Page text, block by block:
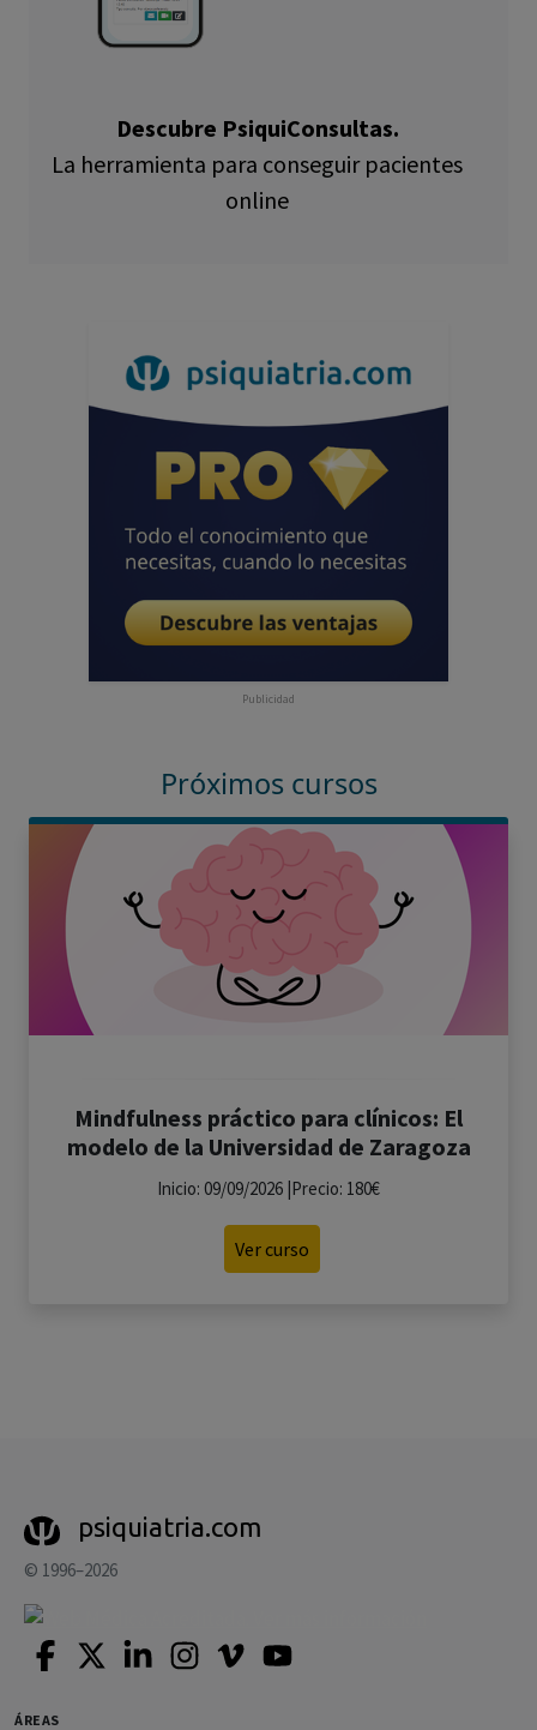
Descubre PsiquiConsultas.
La herramienta para conseguir pacientes
online
Publicidad
Próximos cursos
Mindfulness práctico para clínicos: El
modelo de la Universidad de Zaragoza
Inicio: 09/09/2026 |Precio: 180€
Ver curso
psiquiatria.com
© 1996–2026
ÁREAS